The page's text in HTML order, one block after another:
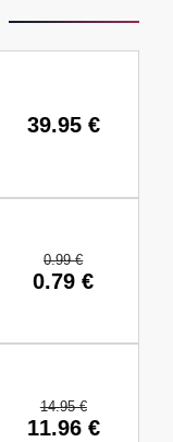
39.95 €
0.99 €
0.79 €
14.95 €
11.96 €